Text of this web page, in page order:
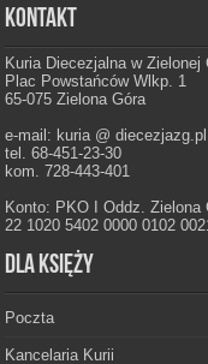
Kontakt
Kuria Diecezjalna w Zielonej
Plac Powstańców Wlkp. 1
65-075 Zielona Góra
e-mail: kuria @ diecezjazg.pl
tel. 68-451-23-30
kom. 728-443-401
Konto: PKO I Oddz. Zielona
22 1020 5402 0000 0102
Dla księży
Poczta
Kancelaria Kurii